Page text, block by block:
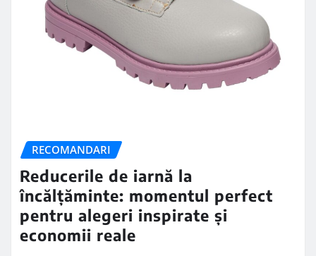
RECOMANDARI
Reducerile de iarnă la
încălțăminte: momentul perfect
pentru alegeri inspirate și
economii reale